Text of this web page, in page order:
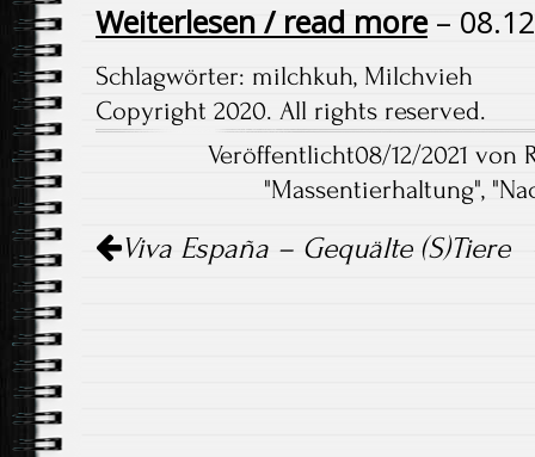
Weiterlesen / read more–
Schlagwörter: milchkuh, Milchvieh
Copyright 2020. All rights reserved.
Veröffentlicht08/12/2021 von
"Massentierhaltung", "
Navigation
Viva España – Gequälte (S)Tiere